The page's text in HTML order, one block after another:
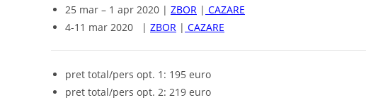
25 mar – 1 apr 2020 | ZBOR | CAZARE
4-11 mar 2020 | ZBOR | CAZARE
pret total/pers opt. 1: 195 euro
pret total/pers opt. 2: 219 euro